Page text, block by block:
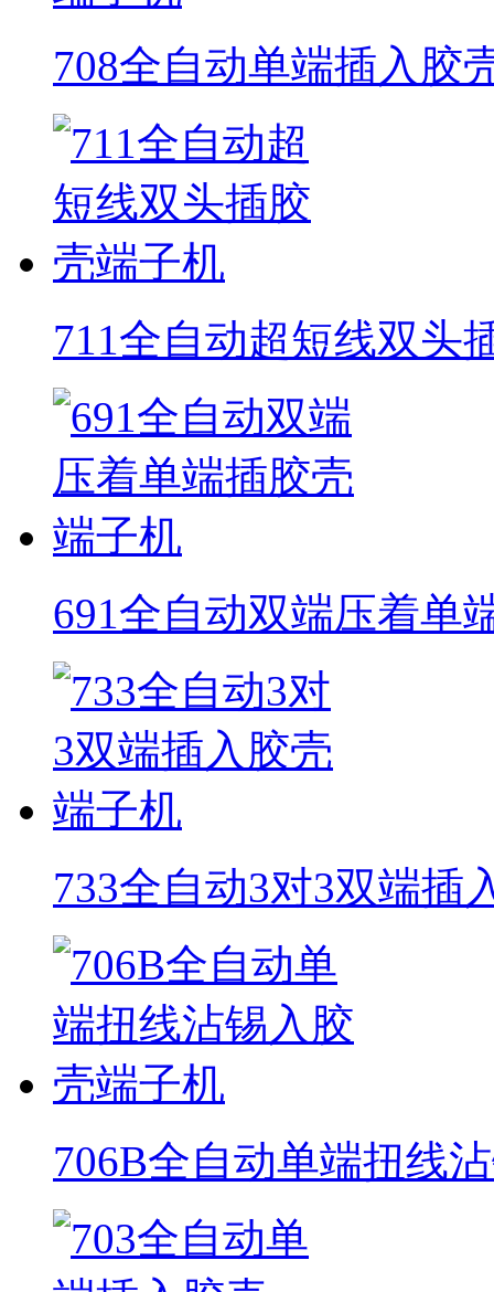
708全自动单端插入胶
711全自动超短线双头
691全自动双端压着单
733全自动3对3双端插
706B全自动单端扭线